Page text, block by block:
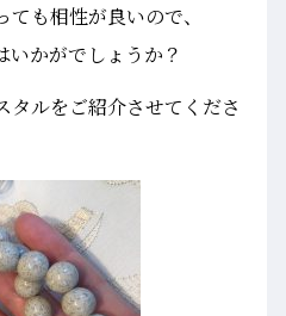
も相性が良いので、
かがでしょうか？
タルをご紹介させてくださ